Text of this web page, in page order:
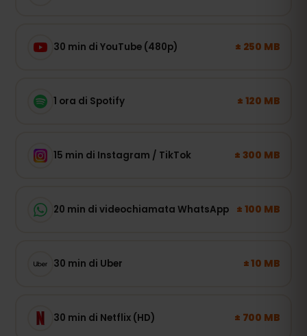
30 min di YouTube (480p) ± 250 MB
1 ora di Spotify ± 120 MB
15 min di Instagram / TikTok ± 300 MB
20 min di videochiamata WhatsApp ± 100 MB
30 min di Uber ± 10 MB
30 min di Netflix (HD) ± 700 MB